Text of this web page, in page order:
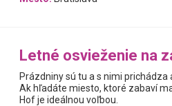
Letné osvieženie na
Prázdniny sú tu a s nimi
Ak hľadáte miesto, ktoré zabaví
Hof je ideálnou voľbou.